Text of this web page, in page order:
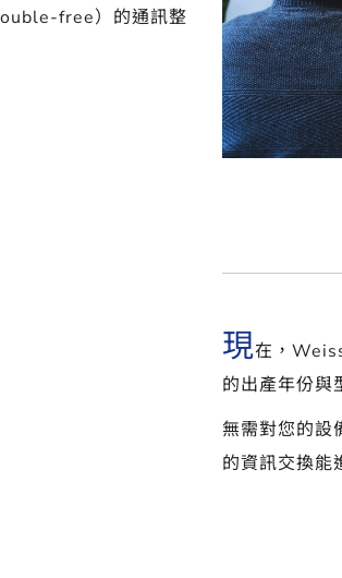
free）的通訊整
現在，
的出產年份與
無需對您的設
的資訊交換能